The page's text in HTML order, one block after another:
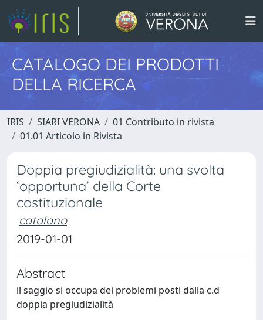
CATALOGO DEI PRODOTTI
DELLA RICERCA
IRIS SIARI VERONA
01 Contributo in rivista
01.01 Articolo in Rivista
Doppia pregiudizialità: una svolta
‘opportuna’ della Corte
costituzionale
catalano
2019-01-01
Abstract
il saggio si occupa dei problemi posti dalla c.d
doppia pregiudizialità